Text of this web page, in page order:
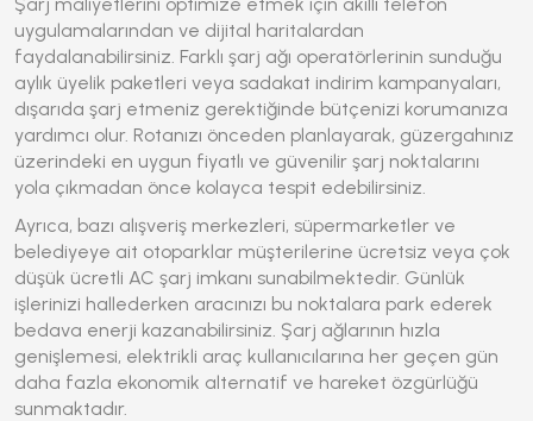
uygulamalarından ve dijital haritalardan
faydalanabilirsiniz. Farklı şarj ağı operatörlerinin sunduğu
aylık üyelik paketleri veya sadakat indirim kampanyaları,
dışarıda şarj etmeniz gerektiğinde bütçenizi korumanıza
yardımcı olur. Rotanızı önceden planlayarak, güzergahınız
üzerindeki en uygun fiyatlı ve güvenilir şarj noktalarını
yola çıkmadan önce kolayca tespit edebilirsiniz.
Ayrıca, bazı alışveriş merkezleri, süpermarketler ve
belediyeye ait otoparklar müşterilerine ücretsiz veya çok
düşük ücretli AC şarj imkanı sunabilmektedir. Günlük
işlerinizi hallederken aracınızı bu noktalara park ederek
bedava enerji kazanabilirsiniz. Şarj ağlarının hızla
genişlemesi, elektrikli araç kullanıcılarına her geçen gün
daha fazla ekonomik alternatif ve hareket özgürlüğü
sunmaktadır.